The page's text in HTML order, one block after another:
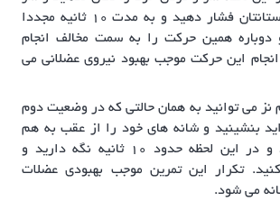
خود را به دستانتان فشار دهید و به مدت 10 ثانیه مجددا
دوباره همین حرکت را به سمت مخالف انجام
انجام این حرکت موجب بهبود نیروی عضلانی می
نز می توانید به همان حالتی که در وضعیت دوم
بنشینید و شانه های خود را از عقب به هم
نزدیک کنید و در این لحظه حدود 10 ثانیه نگه دارید و
کنید. تکرار این تمرین موجب بهبودی عضلات
می شود.